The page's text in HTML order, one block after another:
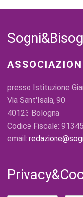
presso Istituzione
Via Sant'Isaia, 90
40123 Bologna
Codice Fiscale:
email: